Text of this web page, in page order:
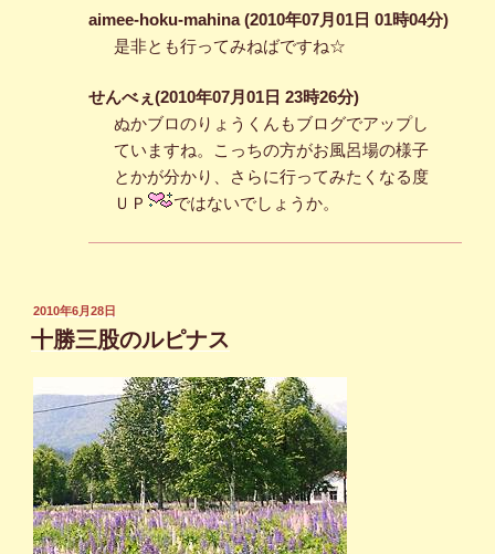
aimee-hoku-mahina (2010年07月01日 01時04分)
是非とも行ってみねばですね☆
せんべぇ(2010年07月01日 23時26分)
ぬかブロのりょうくんもブログでアップし
ていますね。こっちの方がお風呂場の様子
とかが分かり、さらに行ってみたくなる度
ＵＰ
ではないでしょうか。
投
稿
日:
2010年6月28日
十勝三股のルピナス